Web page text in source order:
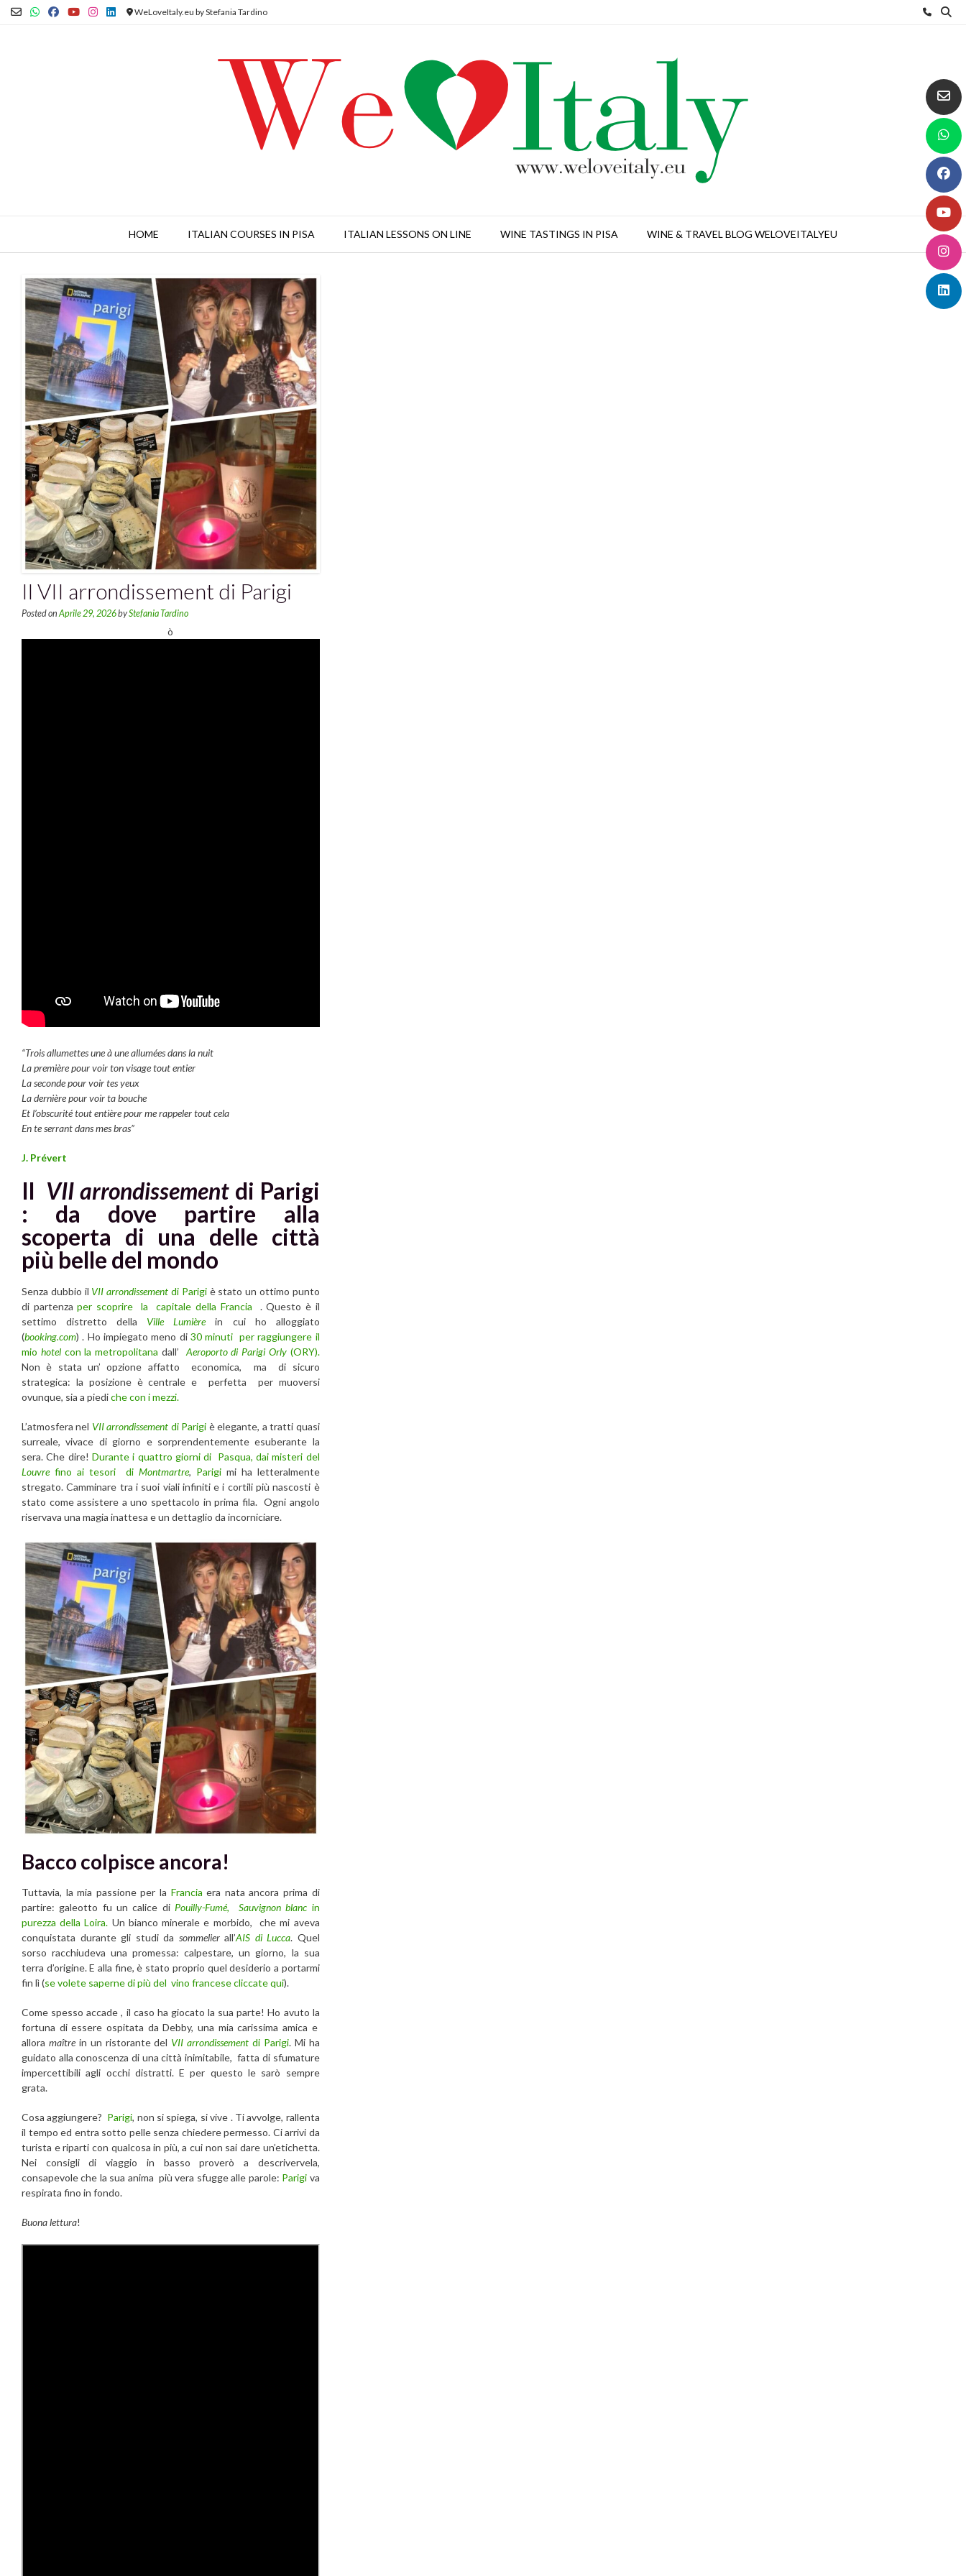
Skip
WeLoveItaly.eu by Stefania Tardino
HOME ITALIAN COURSES IN PISA ITALIAN LESSONS ON LINE WINE TASTINGS IN PISA WINE & TRAVEL BLOG WELOVEITALYEU
Il VII arrondissement di Parigi
Posted on Aprile 29, 2026byStefania Tardino
ò
“Trois allumettes une à une allumées dans la nuit
La première pour voir ton visage tout entier
La seconde pour voir tes yeux
La dernière pour voir ta bouche
Et l’obscurité tout entière pour me rappeler tout cela
En te serrant dans mes bras”
J. Prévert
Il VII arrondissementdi Parigi
: da dove partire alla
scoperta di una delle città
più belle del mondo
Senza dubbio il VII arrondissement di Parigiè stato un ottimo punto
di partenzaper scoprire la capitale della Francia . Questo è il
settimo distretto della Ville Lumièrein cui ho alloggiato
(booking.com) . Ho impiegato meno di 30 minuti per raggiungere il
mio hotelcon la metropolitana dall’ Aeroporto di Parigi Orly(ORY).
Non è stata un’ opzione affatto economica, ma di sicuro
strategica: la posizione è centrale e perfetta per muoversi
ovunque, sia a piediche con i mezzi.
L’atmosfera nel VII arrondissement di Parigi è elegante, a tratti quasi
surreale, vivace di giorno e sorprendentemente esuberante la
sera. Che dire! Durante i quattro giorni di Pasqua, dai misteri del
Louvre fino ai tesori di Montmartre, Parigimi ha letteralmente
stregato. Camminare tra i suoi viali infiniti e i cortili più nascosti è
stato come assistere a uno spettacolo in prima fila. Ogni angolo
riservava una magia inattesa e un dettaglio da incorniciare.
Bacco colpisce ancora!
Tuttavia, la mia passione per la Francia era nata ancora prima di
partire: galeotto fu un calice di Pouilly-Fumé, Sauvignon blanc in
purezza della Loira. Un bianco minerale e morbido, che mi aveva
conquistata durante gli studi da sommelierall’AIS di Lucca. Quel
sorso racchiudeva una promessa: calpestare, un giorno, la sua
terra d’origine. E alla fine, è stato proprio quel desiderio a portarmi
fin lì (se volete saperne di più del vino francese cliccate qui).
Come spesso accade , il caso ha giocato la sua parte! Ho avuto la
fortuna di essere ospitata da Debby, una mia carissima amica e
allora maîtrein un ristorante del VII arrondissement di Parigi. Mi ha
guidato alla conoscenza di una città inimitabile, fatta di sfumature
impercettibili agli occhi distratti. E per questo le sarò sempre
grata.
Cosa aggiungere? Parigi, non si spiega, si vive . Ti avvolge, rallenta
il tempo ed entra sotto pelle senza chiedere permesso. Ci arrivi da
turista e riparti con qualcosa in più, a cui non sai dare un’etichetta.
Nei consigli di viaggio in basso proverò a descrivervela,
consapevole che la sua anima più vera sfugge alle parole: Parigi va
respirata fino in fondo.
Buona lettura!